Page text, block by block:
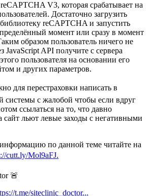
V3, которая срабатывает на
Достаточно загрузить
reCAPTCHA и запустить
момент или сразу в момент
образом пользователь ничего не
JavaScript API получите с сервера
пользователя на основании его
и других параметров.
для перестраховки написать в
системы с жалобой чтобы если вдруг
ссылаться на то, что давно
сайт льют левые заходы с негативными
по данной теме читайте на
cutt.ly/Mol9aFJ.
🚨
t.me/siteclinic_doctor...